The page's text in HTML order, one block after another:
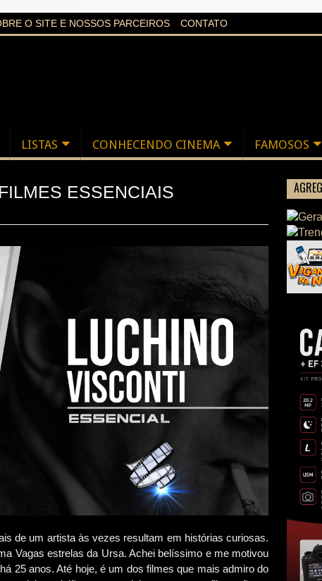
O SITE E NOSSOS PARCEIROS CONTATO
LISTAS CONHECENDO CINEMA FAMOSOS
ESSENCIAIS
de um artista às vezes resultam em histórias curiosas.
Vagas estrelas da Ursa. Achei belíssimo e me motivou
25 anos. Até hoje, é um dos filmes que mais admiro do